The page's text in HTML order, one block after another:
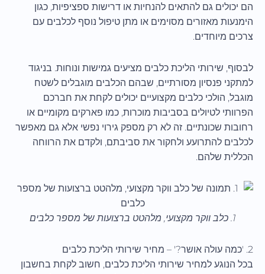
הם יכולים גם להתאים להנחיות או דרישות ספציפיות, כגון
הימנעות מאזורים מסוימים או מתן טיפול נוסף לכלבים עם
צרכים מיוחדים.
לבסוף, שירותי הליכת כלבים מציעים גמישות ונוחות. בניגוד
למתקני פנסיון מסורתיים, שבהם הכלבים מוגבלים לשטח
מוגבל, הולכי כלבים מקצועיים יכולים לקחת את חברכם
הפרוותי לטיולים בסביבות מוכרות, כמו פארקים מקומיים או
רחובות שכונתיים. זה לא רק מספק גירוי נפשי אלא גם מאפשר
לכלבים להתרועע ולחקור את סביבתם, ולקדם את הרווחה
הכללית שלהם.
1. כלב ווקר מקצועי, מלהטט ברצועות של מספר כלבים
2. 'כמה עולה אושר?' – מחיר שירותי הליכת כלבים
בכל הנוגע למחיר שירותי הליכת כלבים, חשוב לקחת בחשבון